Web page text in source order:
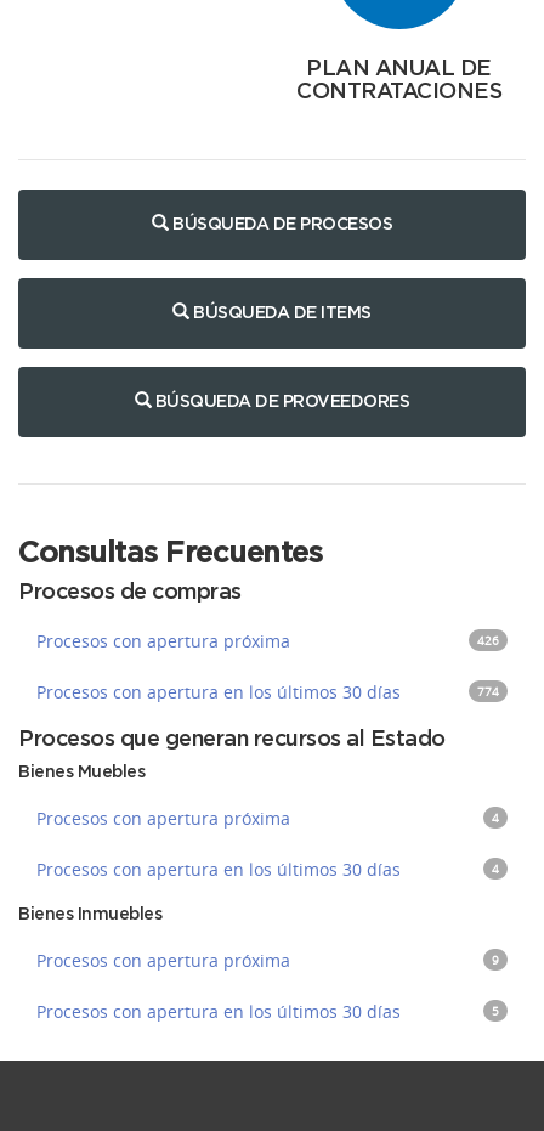
PLAN ANUAL DE
CONTRATACIONES
BÚSQUEDA DE PROCESOS
BÚSQUEDA DE ITEMS
BÚSQUEDA DE PROVEEDORES
Consultas Frecuentes
Procesos de compras
Procesos con apertura próxima 426
Procesos con apertura en los últimos 30 días 774
Procesos que generan recursos al Estado
Bienes Muebles
Procesos con apertura próxima 4
Procesos con apertura en los últimos 30 días 4
Bienes Inmuebles
Procesos con apertura próxima 9
Procesos con apertura en los últimos 30 días 5